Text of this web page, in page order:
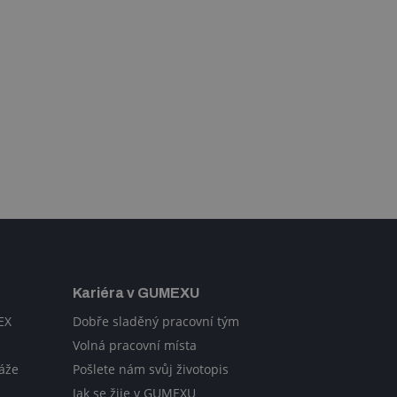
Kariéra v GUMEXU
Dobře sladěný pracovní tým
Volná pracovní místa
Pošlete nám svůj životopis
Jak se žije v GUMEXU